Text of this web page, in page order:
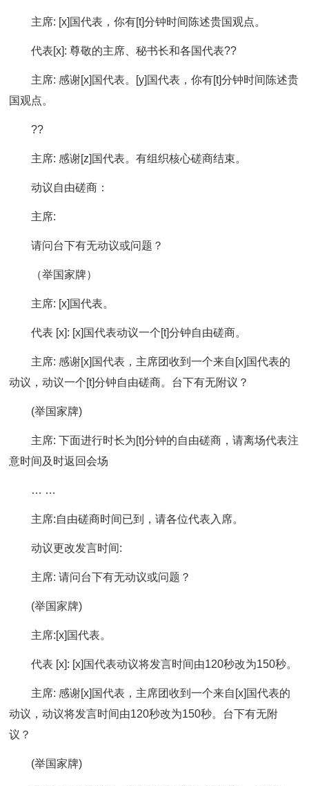
主席: [x]国代表，你有[t]分钟时间陈述贵国观点。
代表[x]: 尊敬的主席、秘书长和各国代表??
主席: 感谢[x]国代表。[y]国代表，你有[t]分钟时间陈述贵
国观点。
??
主席: 感谢[z]国代表。有组织核心磋商结束。
动议自由磋商：
主席:
请问台下有无动议或问题？
（举国家牌）
主席: [x]国代表。
代表 [x]: [x]国代表动议一个[t]分钟自由磋商。
主席: 感谢[x]国代表，主席团收到一个来自[x]国代表的
动议，动议一个[t]分钟自由磋商。台下有无附议？
(举国家牌)
主席: 下面进行时长为[t]分钟的自由磋商，请离场代表注
意时间及时返回会场
… …
主席:自由磋商时间已到，请各位代表入席。
动议更改发言时间:
主席: 请问台下有无动议或问题？
(举国家牌)
主席:[x]国代表。
代表 [x]: [x]国代表动议将发言时间由120秒改为150秒。
主席: 感谢[x]国代表，主席团收到一个来自[x]国代表的
动议，动议将发言时间由120秒改为150秒。台下有无附
议？
(举国家牌)